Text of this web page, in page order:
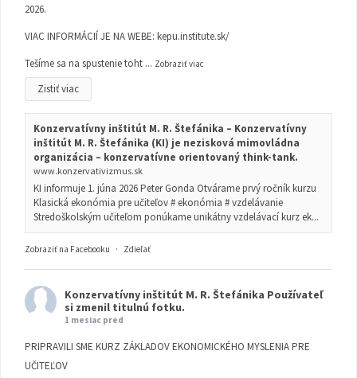
2026.
VIAC INFORMÁCIÍ JE NA WEBE: kepu.institute.sk/
Tešíme sa na spustenie toht ... Zobraziť viac
Zistiť viac
Konzervatívny inštitút M. R. Štefánika – Konzervatívny
inštitút M. R. Štefánika (KI) je nezisková mimovládna
organizácia – konzervatívne orientovaný think-tank.
www.konzervativizmus.sk
KI informuje 1. júna 2026 Peter Gonda Otvárame prvý ročník kurzu
Klasická ekonómia pre učiteľov # ekonómia # vzdelávanie
Stredoškolským učiteľom ponúkame unikátny vzdelávací kurz ek...
Zobraziť na Facebooku · Zdieľať
Konzervatívny inštitút M. R. Štefánika Používateľ
si zmenil titulnú fotku.
1 mesiac pred
PRIPRAVILI SME KURZ ZÁKLADOV EKONOMICKÉHO MYSLENIA PRE
UČITEĽOV